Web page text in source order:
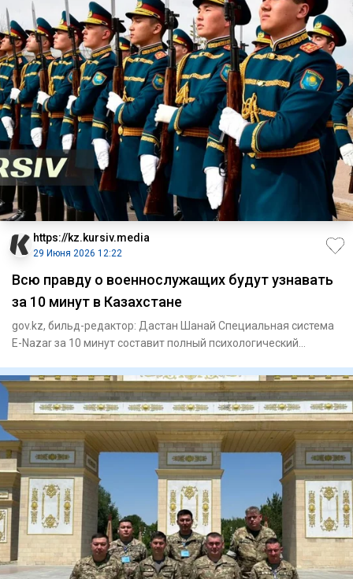
https://kz.kursiv.media
29 Июня 2026 12:22
Всю правду о военнослужащих будут узнавать
за 10 минут в Казахстане
gov.kz, бильд-редактор: Дастан Шанай Специальная система
E-Nazar за 10 минут составит полный психологический